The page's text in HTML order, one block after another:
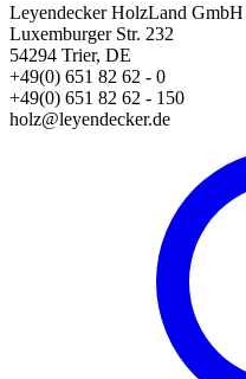
Leyendecker HolzLand
Luxemburger Str. 232
54294 Trier, DE
+49(0) 651 82 62 - 0
+49(0) 651 82 62 - 150
holz@leyendecker.de